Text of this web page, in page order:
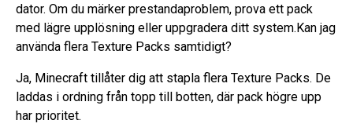
dator. Om du märker prestandaproblem, prova ett pack
med lägre upplösning eller uppgradera ditt system.Kan jag
använda flera Texture Packs samtidigt?
Ja, Minecraft tillåter dig att stapla flera Texture Packs. De
laddas i ordning från topp till botten, där pack högre upp
har prioritet.